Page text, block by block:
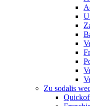
Zu sodalis